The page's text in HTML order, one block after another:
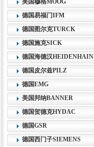
美国穆格MOOG
德国易福门IFM
德国图尔克TURCK
德国施克SICK
德国海德汉HEIDENHAIN
德国皮尔兹PILZ
德国EMG
美国邦纳BANNER
德国贺德克HYDAC
德国GSR
德国西门子SIEMENS